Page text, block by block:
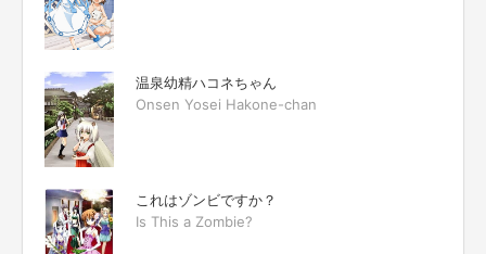
温泉幼精ハコネちゃん
Onsen Yosei Hakone-chan
これはゾンビですか？
Is This a Zombie?